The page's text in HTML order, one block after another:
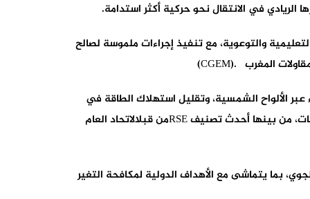
الريادي في الانتقال نحو حركية أكثر استدامة.
والتوعوية، مع تنفيذ إجراءات ملموسة لصالح
عبر الألواح الشمسية، وتقليل استهلاك الطاقة في
منشآتها وفرز النفايات وإعادة تدويرها. وقد مكنت هذه الجهود الشركة الوطنية من الحصول على العديد من الشهادات والتصنيفات، من بينها أحدث تصنيف RSEمن قبلالاتحاد العام
بما يتماشى مع الأهداف الدولية لمكافحة التغير